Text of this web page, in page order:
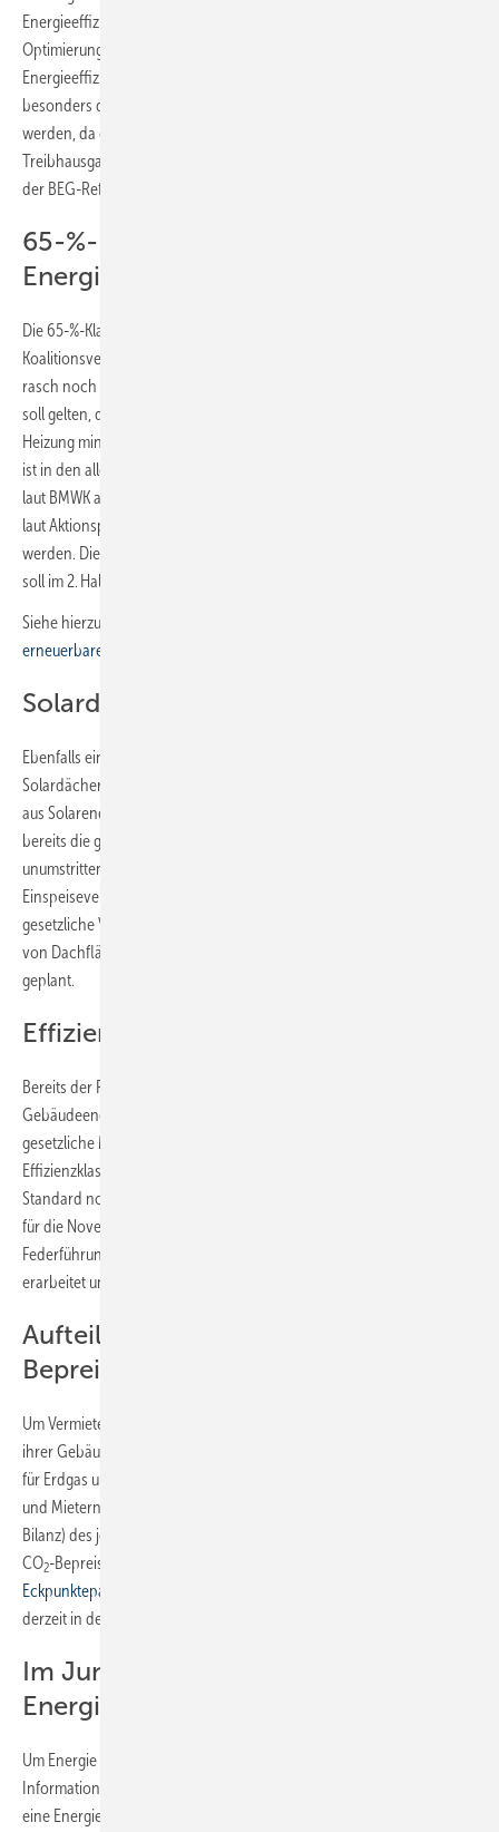
Energieeffizienz) sowie niedrigschwellige Angebote, etwa für die
Optimierung bestehender Heizungsanlagen, machen. Um die
Energieeffizienz im Gebäudebestand weiter zu erhöhen, sollen
besonders die energetisch schlechtesten Gebäude adressiert
werden, da dort das Einsparpotenzial für Energie und
Treibhausgasemissionen am größten ist. Die Anpassungen sollen mit
der BEG-Reform bis zum Sommer 2022 umgesetzt werden.
65-%-Klausel für erneuerbare
Energien
Die 65-%-Klausel für erneuerbare Energien ist bereits im Ampel-
Koalitionsvertrag benannt und zielt darauf ab, dass Heizungen sehr
rasch noch stärker auf Basis erneuerbarer Energien laufen. Ab 2024
soll gelten, dass bei jeder neu eingebauten oder ausgetauschten
Heizung mindestens 65 % erneuerbare Energien zu nutzen sind. Das
ist in den allermeisten Fällen durch den Einbau einer Wärmepumpe,
laut BMWK auch mit Solarthermie oder Holzpellets möglich. Damit soll
laut Aktionsplan „der Abschied von der Gasheizung vorangetrieben“
werden. Die hierfür notwendige Novelle des Gebäudeenergiegesetzes
soll im 2. Halbjahr 2022 vorgelegt werden.
Siehe hierzu auch ein Vorschlag des BEE:
erneuerbare Energien: „light“ schon ab 2023
Solardächer sollen Standard werden
Ebenfalls ein Punkt aus dem Ampel-Koalitionsvertrag ist, dass
Solardächer zum Standard werden sollen, um die Stromerzeugung
aus Solarenergie schnell zu erhöhen. Aus Sicht des BMWK führt
bereits die gerade im Bundestag angekommene, aber nicht
unumstrittene EEG-Novelle zu einer deutlichen Verbesserung der
Einspeisevergütungen bei Dachanlagen. Nun soll noch eine
gesetzliche Verankerung im Gebäudeenergiegesetz zur Solarisierung
von Dachflächen erfolgen; dies ist ebenfalls im 2. Halbjahr 2022
geplant.
Effizienzhaus EH 55 und EH 40
Bereits der Referentenentwurf zur Änderung des
Gebäudeenergiegesetzes sieht vor, dass ab 01. Januar 2023 der
gesetzliche Mindesteffizienzstandard im Neubau auf die
Effizienzklasse EH 55 angehoben wird. Ab dem 1. Januar 2025 soll der
Standard noch mal auf EH 40 erhöht werden. Die Formulierungshilfe
für die Novelle des Gebäudeenergiegesetztes wurde in gemeinsamer
Federführung vom Bundeswirtschafts- und Bundesbauministerium
erarbeitet und am 11. Mai 2022 im Bundeskabinett verabschiedet.
Aufteilung der Kosten aus der CO
Bepreisung
Um Vermieter zusätzlich zu motivieren, die energetische Sanierung
ihrer Gebäude voranzutreiben, sollen die Kosten der CO
für Erdgas und Heizöl nach einem Stufenmodell zwischen Vermieter
und Mietern aufgeteilt werden: Je schlechter die Energiebilanz (CO
Bilanz) des jeweiligen Gebäudes ist, desto mehr von den Kosten der
CO2-Bepreisung zahlen die Vermieter. Für das
Eckpunktepapier
derzeit in der Regierung abgestimmt.
Im Juni soll eine
Energiesparkampagne starten
Um Energie zu sparen und auf Erneuerbare zu wechseln, sind gute
Information und Beratung entscheidend. Im Juni 2022 soll deshalb
eine Energiesparkampagne starten, die Unternehmen,